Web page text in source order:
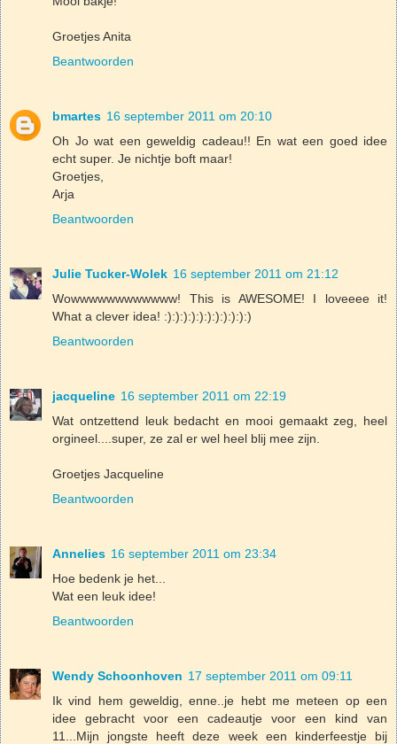
Groetjes Anita
Beantwoorden
bmartes 16 september 2011 om 20:10
Oh Jo wat een geweldig cadeau!! En wat een goed idee
echt super. Je nichtje boft maar!
Groetjes,
Arja
Beantwoorden
Julie Tucker-Wolek 16 september 2011 om 21:12
Wowwwwwwwwwwww! This is AWESOME! I loveeee it!
What a clever idea! :):):):):):):):):):):)
Beantwoorden
jacqueline 16 september 2011 om 22:19
Wat ontzettend leuk bedacht en mooi gemaakt zeg, heel
orgineel....super, ze zal er wel heel blij mee zijn.
Groetjes Jacqueline
Beantwoorden
Annelies 16 september 2011 om 23:34
Hoe bedenk je het...
Wat een leuk idee!
Beantwoorden
Wendy Schoonhoven 17 september 2011 om 09:11
Ik vind hem geweldig, enne..je hebt me meteen op een
idee gebracht voor een cadeautje voor een kind van
11...Mijn jongste heeft deze week een kinderfeestje bij